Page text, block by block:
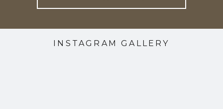
INSTAGRAM GALLERY